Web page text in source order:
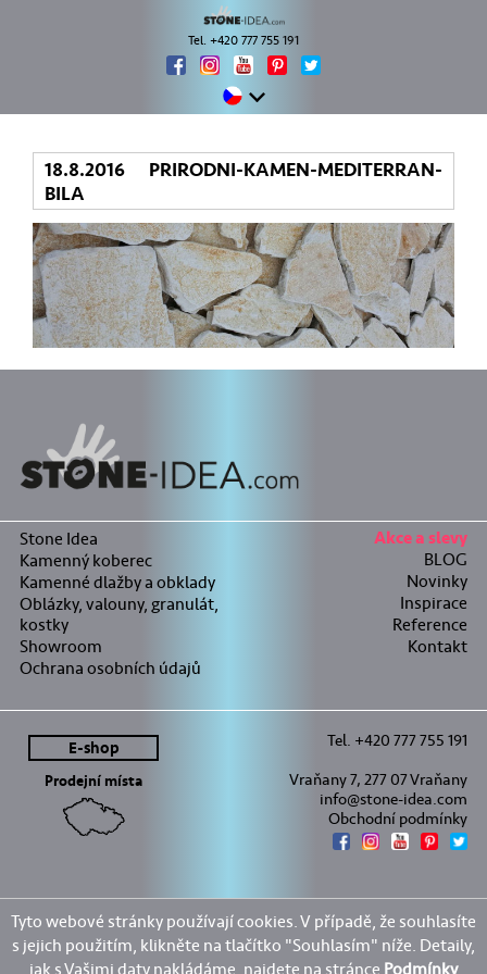
Tel. +420 777 755 191
18.8.2016 PRIRODNI-KAMEN-MEDITERRAN-
BILA
Stone Idea
Kamenný koberec
Kamenné dlažby a obklady
Oblázky, valouny, granulát,
kostky
Showroom
Ochrana osobních údajů
Akce a slevy
BLOG
Novinky
Inspirace
Reference
Kontakt
E-shop
Prodejní místa
Tel. +420 777 755 191
Vraňany 7, 277 07 Vraňany
info@stone-idea.com
Obchodní podmínky
Tyto webové stránky používají cookies. V případě, že souhlasíte
s jejich použitím, klikněte na tlačítko "Souhlasím" níže. Detaily,